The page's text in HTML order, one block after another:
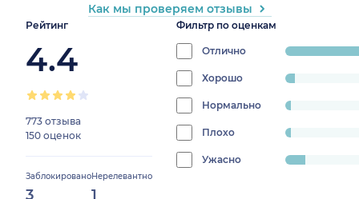
Рейтинг
4.4
773 отзыва
150 оценок
Заблокировано
3
Нерелевантно
1
Фильтр по оценкам
Отличноprogress:
Хорошо
4.130434782608695%
Нормально
2.1739130434782608%
Плохо
progress:
2.282608695652174%
Ужасно
8.26086956521739%
Как мы проверяем отзывы